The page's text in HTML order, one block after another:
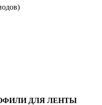
ДЛЯ ЛЕНТЫ